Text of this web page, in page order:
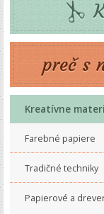
preč s
Kreatívne
Farebné papiere
Tradičné techniky
Papierové a